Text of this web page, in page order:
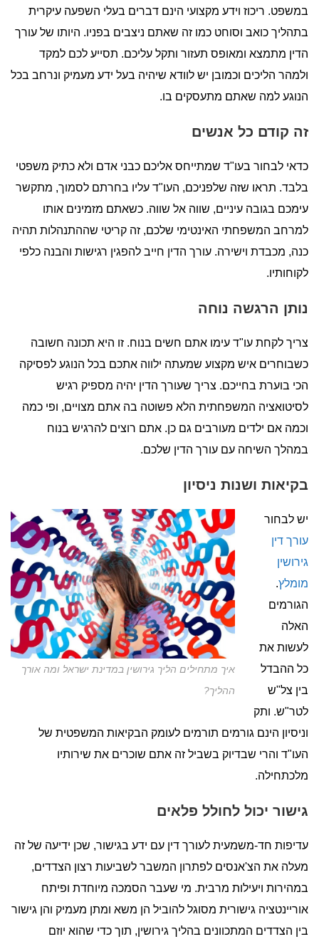
במשפט. ריכוז וידע מקצועי הינם דברים בעלי השפעה עיקרית
בתהליך כואב וסוחט כמו זה שאתם ניצבים בפניו. היותו של עורך
הדין מתמצא ומאופס תעזור ותקל עליכם. תסייע לכם למקד
ולמהר הליכים וכמובן יש לוודא שיהיה בעל ידע מעמיק ונרחב בכל
הנוגע למה שאתם מתעסקים בו.
זה קודם כל אנשים
כדאי לבחור בעו"ד שמתייחס אליכם כבני אדם ולא כתיק משפטי
בלבד. תראו שזה שלפניכם, העו"ד עליו בחרתם לסמוך, מתקשר
עימכם בגובה עיניים, שווה אל שווה. כשאתם מזמינים אותו
למרחב המשפחתי האינטימי שלכם, זה קריטי שההתנהלות תהיה
כנה, מכבדת וישירה. עורך הדין חייב להפגין רגישות והבנה כלפי
לקוחותיו.
נותן הרגשה נוחה
צריך לקחת עו"ד עימו אתם חשים בנוח. זו היא תכונה חשובה
כשבוחרים איש מקצוע שמעתה ילווה אתכם בכל הנוגע לפסיקה
הכי בוערת בחייכם. צריך שעורך הדין יהיה מספיק רגיש
לסיטואציה המשפחתית הלא פשוטה בה אתם מצויים, ופי כמה
וכמה אם ילדים מעורבים גם כן. אתם רוצים להרגיש בנוח
במהלך השיחה עם עורך הדין שלכם.
בקיאות ושנות ניסיון
איך מתחילים הליך גירושין במדינת ישראל ומה אורך
ההליך?
יש לבחור
עורך דין
גירושין
מומלץ.
הגורמים
האלה
לעשות את
כל ההבדל
בין צל"ש
לטר"ש. ותק
וניסיון הינם גורמים תורמים לעומק הבקיאות המשפטית של
העו"ד והרי שבדיוק בשביל זה אתם שוכרים את שירותיו
מלכתחילה.
גישור יכול לחולל פלאים
עדיפות חד-משמעית לעורך דין עם ידע בגישור, שכן ידיעה של זה
מעלה את הצ'אנסים לפתרון המשבר לשביעות רצון הצדדים,
במהירות ויעילות מרבית. מי שעבר הסמכה מיוחדת ופיתח
אוריינטציה גישורית מסוגל להוביל הן משא ומתן מעמיק והן גישור
בין הצדדים המתכוונים בהליך גירושין, תוך כדי שהוא יוזם